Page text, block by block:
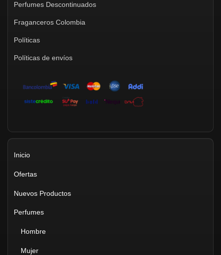
Perfumes Descontinuados
Fraganceros Colombia
Políticas
Políticas de envíos
Inicio
Ofertas
Nuevos Productos
Perfumes
Hombre
Mujer